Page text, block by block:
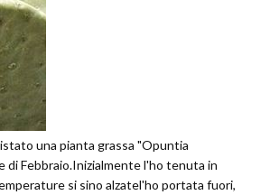
una pianta grassa "Opuntia
di Febbraio.Inizialmente l'ho tenuta in
si sino alzatel'ho portata fuori,